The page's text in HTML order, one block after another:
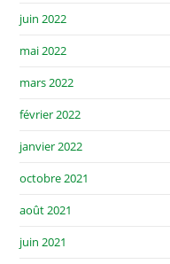
juin 2022
mai 2022
mars 2022
février 2022
janvier 2022
octobre 2021
août 2021
juin 2021